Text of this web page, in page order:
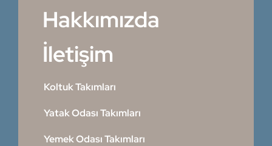
Hakkımızda
İletişim
Koltuk Takımları
Yatak Odası Takımları
Yemek Odası Takımları